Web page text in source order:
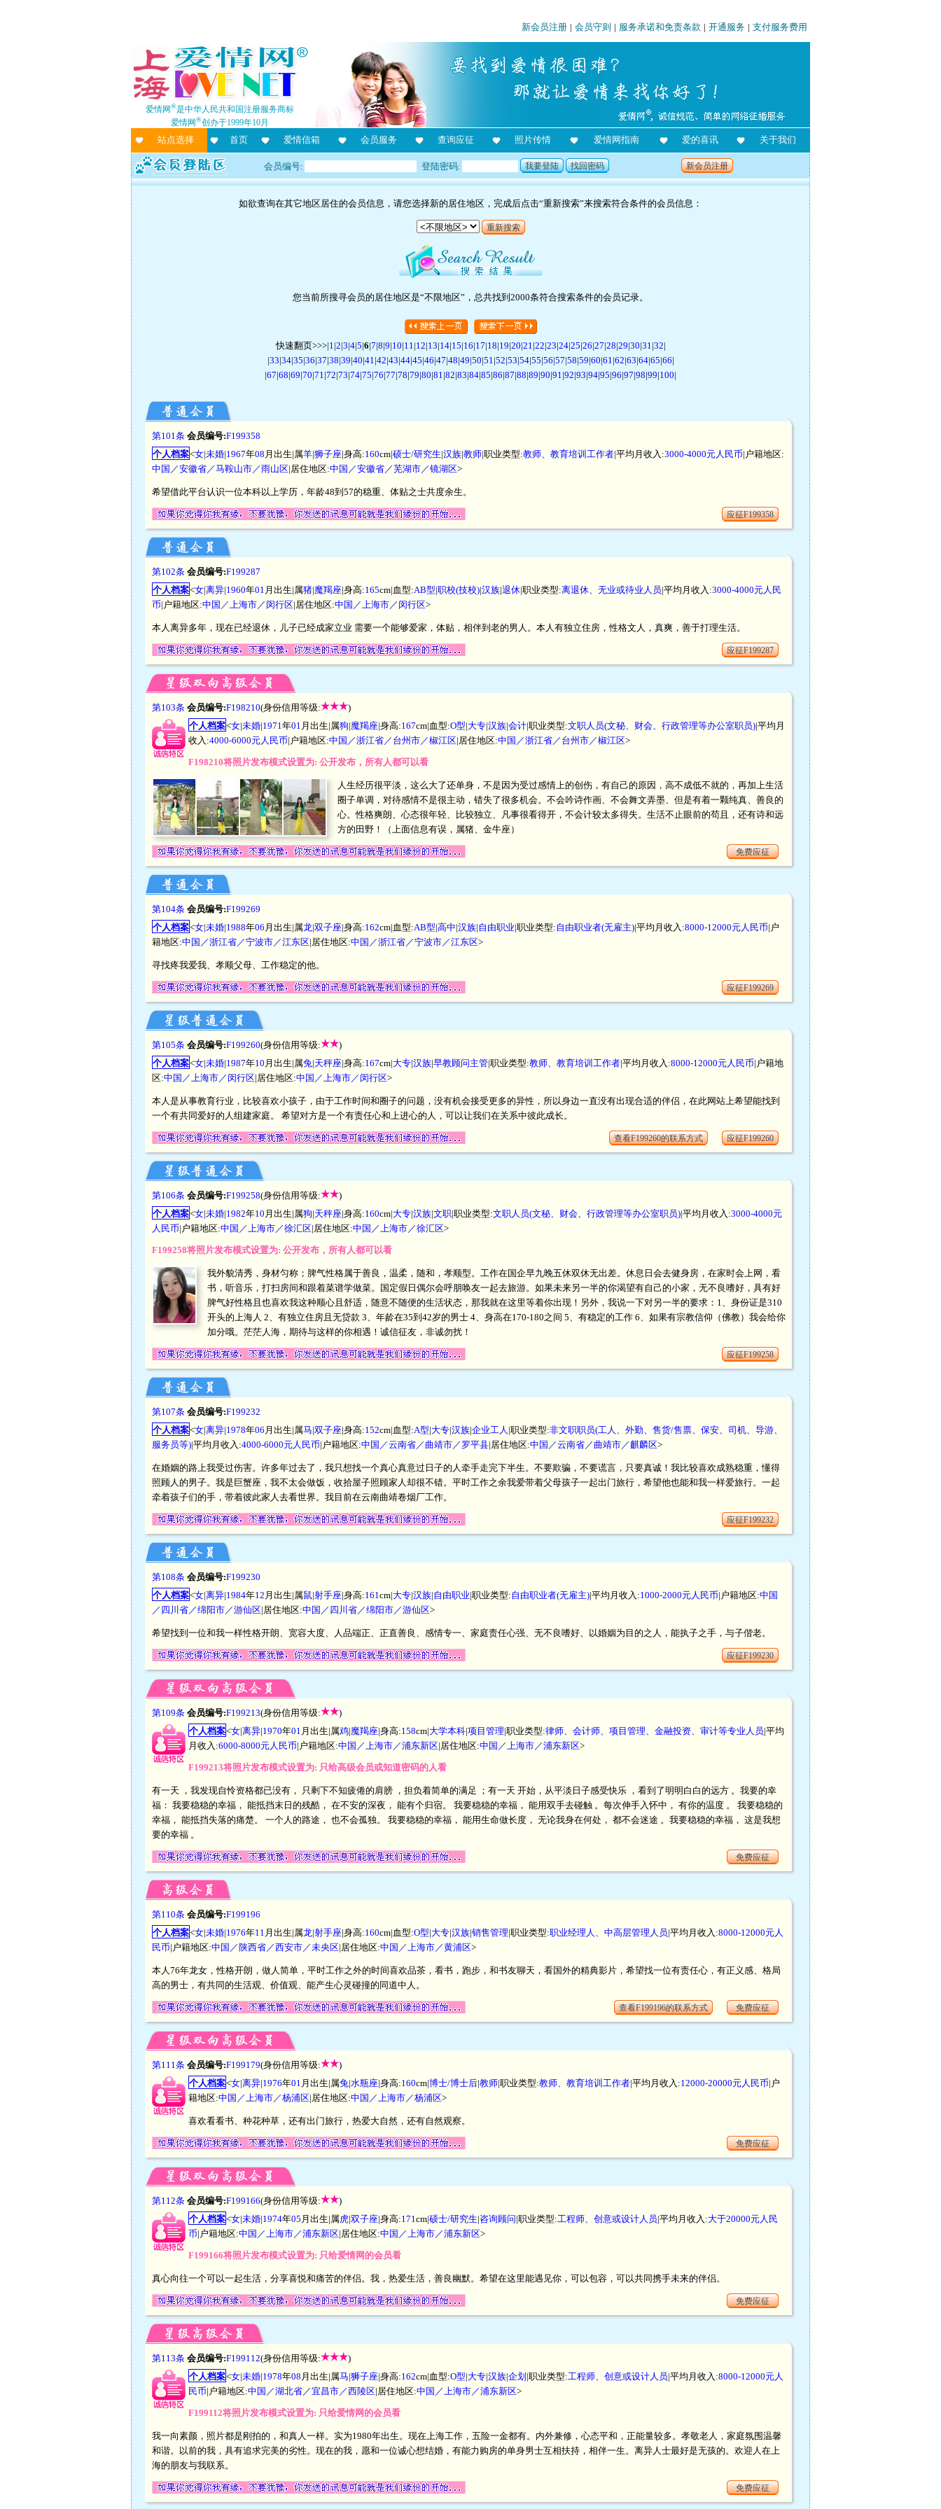
新会员注册 | 会员守则 | 服务承诺和免责条款 | 开通服务 | 支付服务费用
爱情网®是中华人民共和国注册服务商标
爱情网®创办于1999年10月
站点选择 首页 爱情信箱 会员服务 查询应征 照片传情 爱情网指南 爱的喜讯 关于我们
会员编号: 登陆密码: 我要登陆 找回密码 新会员注册
如欲查询在其它地区居住的会员信息，请您选择新的居住地区，完成后点击“重新搜索”来搜索符合条件的会员信息：
重新搜索
您当前所搜寻会员的居住地区是“不限地区”，总共找到2000条符合搜索条件的会员记录。
快速翻页>>>|1 |2|3|4|5|6|7|8|9|10|11 |12|13|14|15|16|17|18|19|20|21 |22|23|24|25|26|27|28|29|30|31 |32|
|33|34|35|36|37|38|39|40|41 |42|43|44|45|46|47|48|49|50|51 |52|53|54|55|56|57|58|59|60|61 |62|63|64|65|66|
|67|68|69|70|71 |72|73|74|75|76|77|78|79|80|81 |82|83|84|85|86|87|88|89|90|91 |92|93|94|95|96|97|98|99|100|
第101条 会员编号:F199358
个人档案<女|未婚|1967年08 月出生|属羊|狮子座|身高:160cm|硕士/研究生|汉族|教师|职业类型:教师、教育培训工作者|平均月收入:3000-4000元人民币|户籍地区:
中国／安徽省／马鞍山市／雨山区|居住地区:中国／安徽省／芜湖市／镜湖区>
希望借此平台认识一位本科以上学历，年龄48到57的稳重、体贴之士共度余生。
应征F199358
第102条 会员编号:F199287
个人档案<女|离异|1960年01 月出生|属猪|魔羯座|身高:165cm|血型:AB型|职校(技校)|汉族|退休|职业类型:离退休、无业或待业人员|平均月收入:3000-4000元人民
币|户籍地区:中国／上海市／闵行区|居住地区:中国／上海市／闵行区>
本人离异多年，现在已经退休，儿子已经成家立业 需要一个能够爱家，体贴，相伴到老的男人。本人有独立住房，性格文人，真爽，善于打理生活。
应征F199287
第103条 会员编号:F198210(身份信用等级:
)
个人档案<女|未婚|1971 年01 月出生|属狗|魔羯座|身高:167cm|血型:O型|大专|汉族|会计|职业类型:文职人员(文秘、财会、行政管理等办公室职员)|平均月
收入:4000-6000元人民币|户籍地区:中国／浙江省／台州市／椒江区|居住地区:中国／浙江省／台州市／椒江区>
F198210将照片发布模式设置为: 公开发布，所有人都可以看
人生经历很平淡，这么大了还单身，不是因为受过感情上的创伤，有自己的原因，高不成低不就的，再加上生活
圈子单调，对待感情不是很主动，错失了很多机会。不会吟诗作画、不会舞文弄墨、但是有着一颗纯真、善良的
心。性格爽朗、心态很年轻、比较独立、凡事很看得开，不会计较太多得失。生活不止眼前的苟且，还有诗和远
方的田野！（上面信息有误，属猪、金牛座）
免费应征
第104条 会员编号:F199269
个人档案<女|未婚|1988年06 月出生|属龙|双子座|身高:162cm|血型:AB型|高中|汉族|自由职业|职业类型:自由职业者(无雇主)|平均月收入:8000-12000元人民币|户
籍地区:中国／浙江省／宁波市／江东区|居住地区:中国／浙江省／宁波市／江东区>
寻找疼我爱我、孝顺父母、工作稳定的他。
应征F199269
第105条 会员编号:F199260(身份信用等级:
)
个人档案<女|未婚|1987年10 月出生|属兔 |天秤座|身高:167cm|大专|汉族|早教顾问主管|职业类型:教师、教育培训工作者|平均月收入:8000-12000元人民币|户籍地
区:中国／上海市／闵行区|居住地区:中国／上海市／闵行区>
本人是从事教育行业，比较喜欢小孩子，由于工作时间和圈子的问题，没有机会接受更多的异性，所以身边一直没有出现合适的伴侣，在此网站上希望能找到
一个有共同爱好的人组建家庭。 希望对方是一个有责任心和上进心的人，可以让我们在关系中彼此成长。
查看F199260的联系方式 应征F199260
第106条 会员编号:F199258(身份信用等级:
)
个人档案<女|未婚|1982年10 月出生|属狗|天秤座|身高:160cm|大专|汉族|文职|职业类型:文职人员(文秘、财会、行政管理等办公室职员)|平均月收入:3000-4000元
人民币|户籍地区:中国／上海市／徐汇区|居住地区:中国／上海市／徐汇区>
F199258将照片发布模式设置为: 公开发布，所有人都可以看
我外貌清秀，身材匀称；脾气性格属于善良，温柔，随和，孝顺型。工作在国企早九晚五休双休无出差。休息日会去健身房，在家时会上网，看
书，听音乐，打扫房间和跟着菜谱学做菜。国定假日偶尔会呼朋唤友一起去旅游。如果未来另一半的你渴望有自己的小家，无不良嗜好，具有好
脾气好性格且也喜欢我这种顺心且舒适，随意不随便的生活状态，那我就在这里等着你出现！另外，我说一下对另一半的要求：1、身份证是310
开头的上海人 2、有独立住房且无贷款 3、年龄在35到42岁的男士 4、身高在170-180之间 5、有稳定的工作 6、如果有宗教信仰（佛教）我会给你
加分哦。茫茫人海，期待与这样的你相遇！诚信征友，非诚勿扰！
应征F199258
第107条 会员编号:F199232
个人档案<女|离异|1978年06 月出生|属马|双子座|身高:152cm|血型:A型|大专|汉族|企业工人 |职业类型:非文职职员(工人、外勤、售货/售票、保安、司机、导游、
服务员等)|平均月收入:4000-6000元人民币|户籍地区:中国／云南省／曲靖市／罗平县|居住地区:中国／云南省／曲靖市／麒麟区>
在婚姻的路上我受过伤害。许多年过去了，我只想找一个真心真意过日子的人牵手走完下半生。不要欺骗，不要谎言，只要真诚！我比较喜欢成熟稳重，懂得
照顾人的男子。我是巨蟹座，我不太会做饭，收拾屋子照顾家人却很不错。平时工作之余我爱带着父母孩子一起出门旅行，希望他也能和我一样爱旅行。一起
牵着孩子们的手，带着彼此家人去看世界。我目前在云南曲靖卷烟厂工作。
应征F199232
第108条 会员编号:F199230
个人档案<女|离异|1984年12 月出生|属鼠|射手座|身高:161 cm|大专|汉族|自由职业|职业类型:自由职业者(无雇主)|平均月收入:1000-2000元人民币|户籍地区:中国
／四川省／绵阳市／游仙区|居住地区:中国／四川省／绵阳市／游仙区>
希望找到一位和我一样性格开朗、宽容大度、人品端正、正直善良、感情专一、家庭责任心强、无不良嗜好、以婚姻为目的之人，能执子之手，与子偕老。
应征F199230
第109条 会员编号:F199213(身份信用等级:
)
个人档案<女|离异|1970年01 月出生|属鸡|魔羯座|身高:158cm|大学本科|项目管理|职业类型:律师、会计师、项目管理、金融投资、审计等专业人员|平均
月收入:6000-8000元人民币|户籍地区:中国／上海市／浦东新区|居住地区:中国／上海市／浦东新区>
F199213将照片发布模式设置为: 只给高级会员或知道密码的人看
有一天 ，我发现自怜资格都已没有， 只剩下不知疲倦的肩膀 ，担负着简单的满足 ；有一天 开始，从平淡日子感受快乐 ，看到了明明白白的远方 。我要的幸
福： 我要稳稳的幸福， 能抵挡末日的残酷， 在不安的深夜， 能有个归宿。 我要稳稳的幸福， 能用双手去碰触 。每次伸手入怀中， 有你的温度 。 我要稳稳的
幸福， 能抵挡失落的痛楚。 一个人的路途， 也不会孤独。 我要稳稳的幸福， 能用生命做长度， 无论我身在何处， 都不会迷途 。我要稳稳的幸福， 这是我想
要的幸福 。
免费应征
第110条 会员编号:F199196
个人档案<女|未婚|1976年11 月出生|属龙|射手座|身高:160cm|血型:O型|大专|汉族|销售管理|职业类型:职业经理人、中高层管理人员|平均月收入:8000-12000元人
民币|户籍地区:中国／陕西省／西安市／未央区|居住地区:中国／上海市／黄浦区>
本人76年龙女，性格开朗，做人简单，平时工作之外的时间喜欢品茶，看书，跑步，和书友聊天，看国外的精典影片，希望找一位有责任心，有正义感、格局
高的男士，有共同的生活观、价值观、能产生心灵碰撞的同道中人。
查看F199196的联系方式 免费应征
第111条 会员编号:F199179(身份信用等级:
)
个人档案<女|离异|1976年01 月出生|属兔 |水瓶座|身高:160cm|博士/博士后|教师|职业类型:教师、教育培训工作者|平均月收入:12000-20000元人民币|户
籍地区:中国／上海市／杨浦区|居住地区:中国／上海市／杨浦区>
喜欢看看书、种花种草，还有出门旅行，热爱大自然，还有自然观察。
免费应征
第112条 会员编号:F199166(身份信用等级:
)
个人档案<女|未婚|1974年05 月出生|属虎|双子座|身高:171 cm|硕士/研究生|咨询顾问|职业类型:工程师、创意或设计人员|平均月收入:大于20000元人民
币|户籍地区:中国／上海市／浦东新区|居住地区:中国／上海市／浦东新区>
F199166将照片发布模式设置为: 只给爱情网的会员看
真心向往一个可以一起生活，分享喜悦和痛苦的伴侣。我，热爱生活，善良幽默。希望在这里能遇见你，可以包容，可以共同携手未来的伴侣。
免费应征
第113条 会员编号:F199112(身份信用等级:
)
个人档案<女|未婚|1978年08 月出生|属马|狮子座|身高:162cm|血型:O型|大专|汉族|企划|职业类型:工程师、创意或设计人员|平均月收入:8000-12000元人
民币|户籍地区:中国／湖北省／宜昌市／西陵区|居住地区:中国／上海市／浦东新区>
F199112将照片发布模式设置为: 只给爱情网的会员看
我一向素颜，照片都是刚拍的，和真人一样。实为1980年出生。现在上海工作，五险一金都有。内外兼修，心态平和，正能量较多。孝敬老人，家庭氛围温馨
和谐。以前的我，具有追求完美的劣性。现在的我，愿和一位诚心想结婚，有能力购房的单身男士互相扶持，相伴一生。离异人士最好是无孩的。欢迎人在上
海的朋友与我联系。
免费应征